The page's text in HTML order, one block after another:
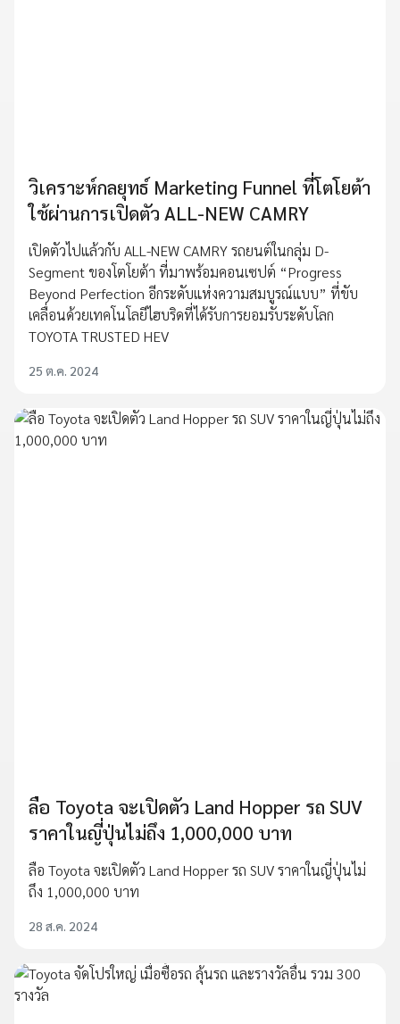
วิเคราะห์กลยุทธ์ Marketing Funnel ที่โตโยต้า
ใช้ผ่านการเปิดตัว ALL-NEW CAMRY
เปิดตัวไปแล้วกับ ALL-NEW CAMRY รถยนต์ในกลุ่ม D-
Segment ของโตโยต้า ที่มาพร้อมคอนเซปต์ “Progress
Beyond Perfection อีกระดับแห่งความสมบูรณ์แบบ” ที่ขับ
เคลื่อนด้วยเทคโนโลยีไฮบริดที่ได้รับการยอมรับระดับโลก
TOYOTA TRUSTED HEV
25 ต.ค. 2024
ลือ Toyota จะเปิดตัว Land Hopper รถ SUV
ราคาในญี่ปุ่นไม่ถึง 1,000,000 บาท
ลือ Toyota จะเปิดตัว Land Hopper รถ SUV ราคาในญี่ปุ่นไม่
ถึง 1,000,000 บาท
28 ส.ค. 2024